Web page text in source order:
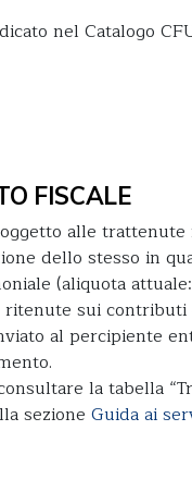
nel Catalogo
FISCALE
alle
dello stesso in
(aliquota
sui
al percipiente
la tabella
sezione Guida ai